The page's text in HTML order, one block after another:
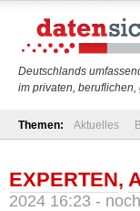
Deutschlands
im privaten,
Themen: Aktuelles
EXPERTEN,
2024 16:23 -